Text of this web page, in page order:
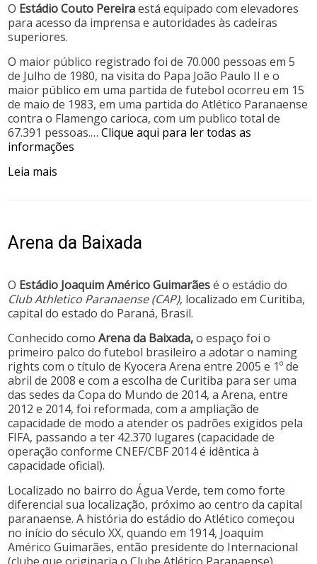
O Estádio Couto Pereiraestá equipado com elevadores
para acesso da imprensa e autoridades às cadeiras
superiores.
O maior público registrado foi de 70.000 pessoas em 5
de Julho de 1980, na visita do Papa João Paulo II e o
maior público em uma partida de futebol ocorreu em 15
de maio de 1983, em uma partida do Atlético Paranaense
contra o Flamengo carioca, com um publico total de
67.391 pessoas.…Clique aqui para ler todas as
informações
Leia mais
Arena da Baixada
O Estádio Joaquim Américo Guimarãesé o estádio do
Club Athletico Paranaense (CAP), localizado em Curitiba,
capital do estado do Paraná, Brasil.
Conhecido comoArena da Baixada,o espaço foi o
primeiro palco do futebol brasileiro a adotar o naming
rights com o título de Kyocera Arena entre 2005 e 1º de
abril de 2008 e com a escolha de Curitiba para ser uma
das sedes da Copa do Mundo de 2014, a Arena, entre
2012 e 2014, foi reformada, com a ampliação de
capacidade de modo a atender os padrões exigidos pela
FIFA, passando a ter 42.370 lugares (capacidade de
operação conforme CNEF/CBF 2014 é idêntica à
capacidade oficial).
Localizado no bairro do Água Verde, tem como forte
diferencial sua localização, próximo ao centro da capital
paranaense. A história do estádio do Atlético começou
no início do século XX, quando em 1914, Joaquim
Américo Guimarães, então presidente do Internacional